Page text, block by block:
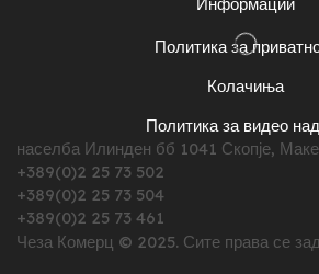
Информации
Политика за
Колачиња
Политика за видео
населба Илинден бб 1041 Скопје,
+389(0)2 25 73 502
+389(0)2 25 73 504
+389(0)2 25 73 461
Чеза Комерц © 2025. Сите права се